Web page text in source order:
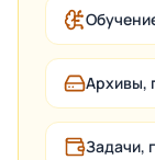
Архивы,
Задачи,